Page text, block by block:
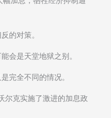
的对策。
会是天堂地狱之别。
完全不同的情况。
尔克实施了激进的加息政